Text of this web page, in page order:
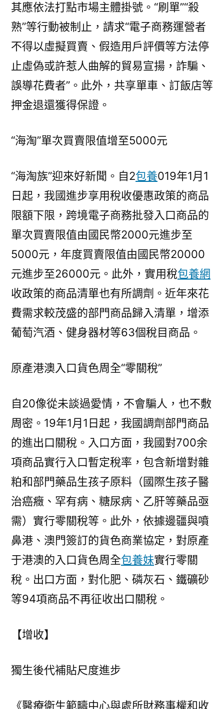
其應依法打點市場主體掛號。“刷單”“殺
熟”等行動被制止，請求“電子商務運營者
不得以虛擬買賣、假造用戶評價等方法停
止虛偽或許惹人曲解的貿易宣揚，詐騙、
誤導花費者”。此外，共享單車、訂飯店等
押金退還獲得保證。
“海淘”單次買賣限值增至5000元
“海淘族”迎來好新聞。自2包養019年1月1
日起，我國進步享用稅收優惠政策的商品
限額下限，跨境電子商務批發入口商品的
單次買賣限值由國民幣2000元進步至
5000元，年度買賣限值由國民幣20000
元進步至26000元。此外，實用稅包養網
收政策的商品清單也有所調劑。近年來花
費需求較茂盛的部門商品歸入清單，增添
葡萄汽酒、健身器材等63個稅目商品。
原產港澳入口貨色周全“零關稅”
自20像從未談過愛情，不會騙人，也不敷
周密。19年1月1日起，我國調劑部門商品
的進出口關稅。入口方面，我國對700余
項商品實行入口暫定稅率，包含新增對雜
粕和部門藥品生孩子原料（國際生孩子醫
治癌癥、罕有病、糖尿病、乙肝等藥品亟
需）實行零關稅等。此外，依據邊疆與噴
鼻港、澳門簽訂的貨色商業協定，對原產
于港澳的入口貨色周全包養妹實行零關
稅。出口方面，對化肥、磷灰石、鐵礦砂
等94項商品不再征收出口關稅。
【增收】
獨生後代補貼尺度進步
《醫療衛生範疇中心與處所財務事權和收